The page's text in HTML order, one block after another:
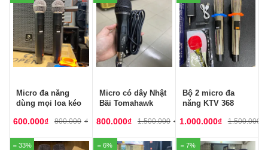
Micro đa năng
dùng mọi loa kéo
800.000 ₫
600.000₫
Micro có dây Nhật
Bãi Tomahawk
1.500.000 ₫
800.000₫
Bộ 2 micro đa
năng KTV 368
1.500.000
1.000.000₫
33% 6% 7%